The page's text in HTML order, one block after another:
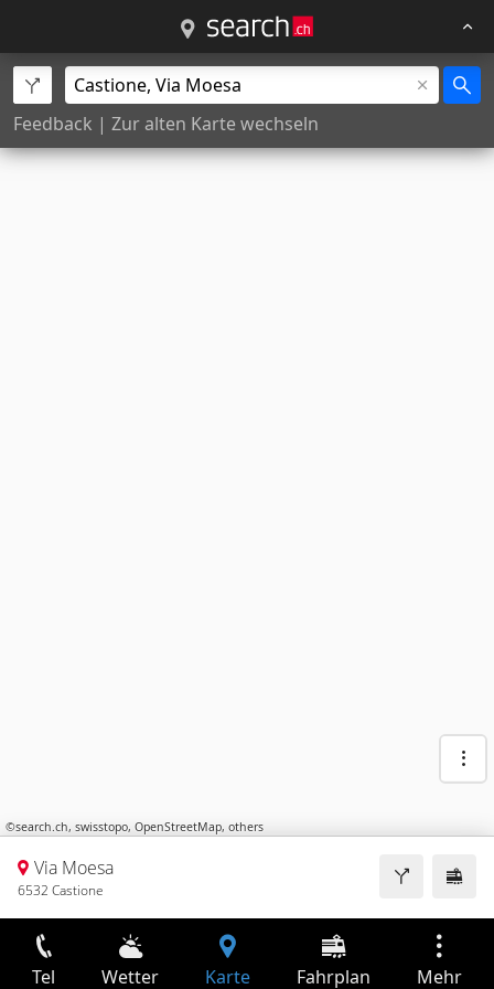
Feedback | Zur alten Karte wechseln
©search.ch, swisstopo, OpenStreetMap, others
Via Moesa
6532 Castione
Tel Wetter Karte Fahrplan Mehr